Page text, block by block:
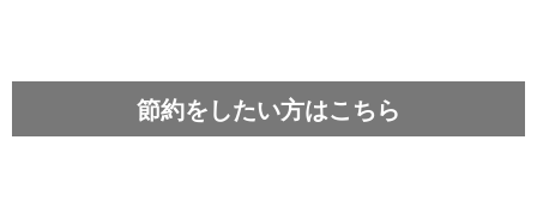
節約をしたい方はこちら